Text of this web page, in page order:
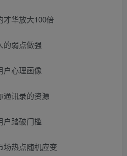
才华放大100倍
的弱点做强
户心理画像
通讯录的资源
户踏破门槛
场热点随机应变